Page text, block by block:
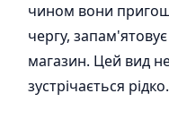
чином вони
чергу,
магазин. Цей вид
зустрічається рідко.